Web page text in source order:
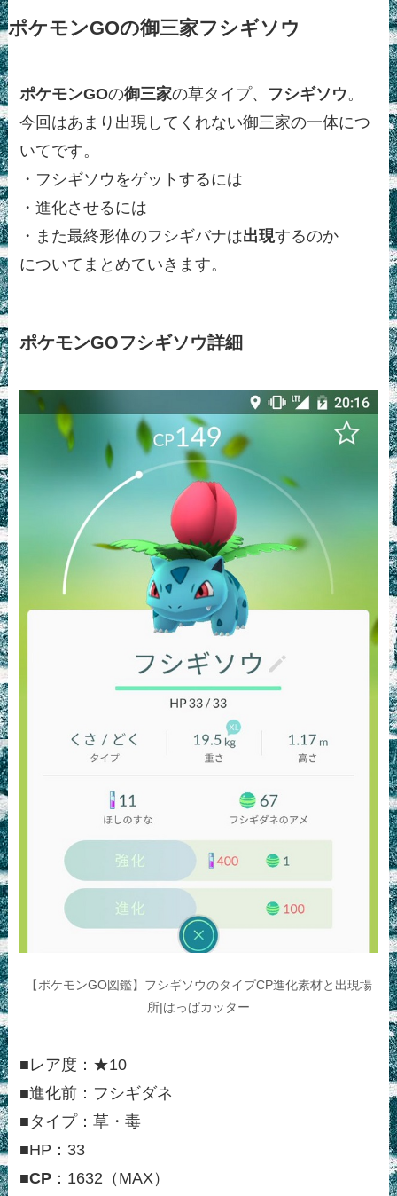
ポケモンGOの御三家フシギソウ
ポケモンGOの御三家の草タイプ、 フシギソウ。
今回はあまり出現してくれない御三家の一体につ
いてです。
・フシギソウをゲットするには
・進化させるには
・また最終形体のフシギバナは出現するのか
についてまとめていきます。
ポケモンGOフシギソウ詳細
【ポケモンGO図鑑】フシギソウのタイプCP進化素材と出現場
所|はっぱカッター
■レア度：★10
■進化前：フシギダネ
■タイプ：草・毒
■HP：33
■CP ：1632（MAX）